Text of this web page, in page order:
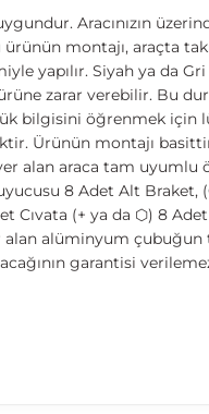
Aracınızın
montajı, araçta
yapılır. Siyah ya da
zarar verebilir. Bu
bilgisini öğrenmek için
Ürünün montajı
alan araca tam uyumlu
8 Adet Alt Braket,
Cıvata (+ ya da ⬡) 8
alüminyum
garantisi